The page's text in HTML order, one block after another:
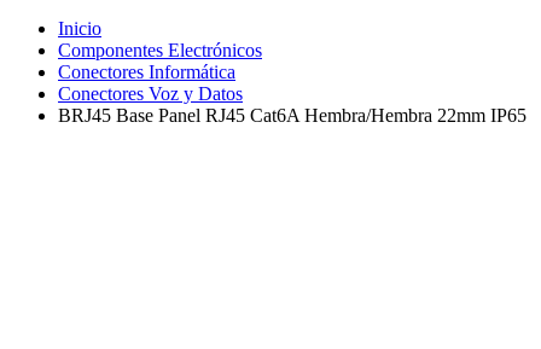
Inicio
Componentes Electrónicos
Conectores Informática
Conectores Voz y Datos
BRJ45 Base Panel RJ45 Cat6A Hembra/Hembra 22mm IP65